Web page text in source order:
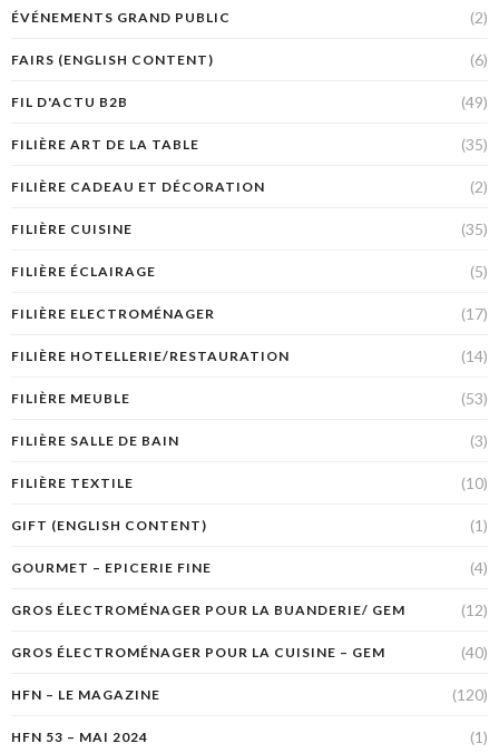
ÉVÉNEMENTS GRAND PUBLIC (2)
FAIRS (ENGLISH CONTENT) (6)
FIL D'ACTU B2B (49)
FILIÈRE ART DE LA TABLE (35)
FILIÈRE CADEAU ET DÉCORATION (2)
FILIÈRE CUISINE (35)
FILIÈRE ÉCLAIRAGE (5)
FILIÈRE ELECTROMÉNAGER (17)
FILIÈRE HOTELLERIE/RESTAURATION (14)
FILIÈRE MEUBLE (53)
FILIÈRE SALLE DE BAIN (3)
FILIÈRE TEXTILE (10)
GIFT (ENGLISH CONTENT) (1)
GOURMET – EPICERIE FINE (4)
GROS ÉLECTROMÉNAGER POUR LA BUANDERIE/ GEM (12)
GROS ÉLECTROMÉNAGER POUR LA CUISINE – GEM (40)
HFN – LE MAGAZINE (120)
HFN 53 – MAI 2024 (1)